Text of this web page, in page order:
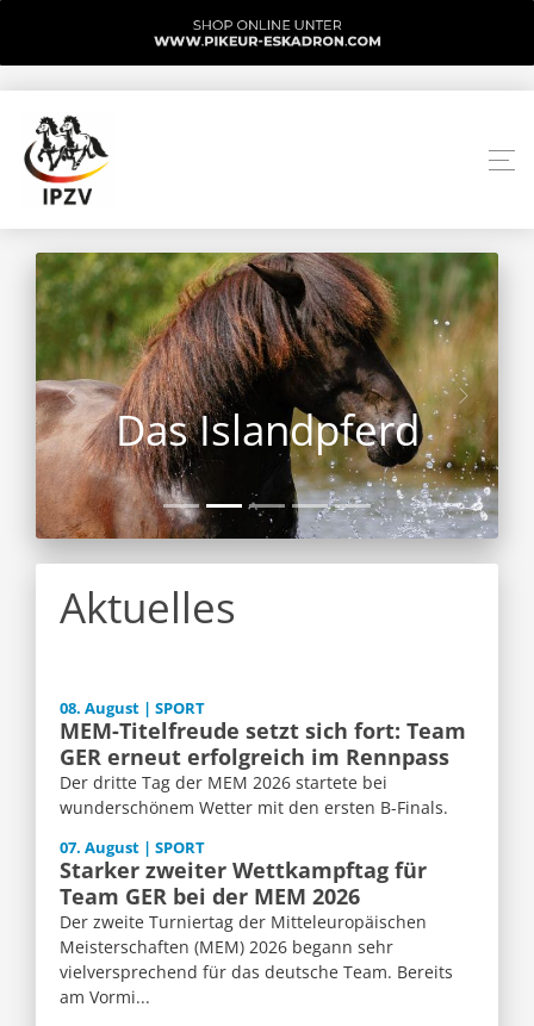
Das Islandpferd
Aktuelles
08. August | SPORT
MEM-Titelfreude setzt sich fort: Team
GER erneut erfolgreich im Rennpass
Der dritte Tag der MEM 2026 startete bei
wunderschönem Wetter mit den ersten B-Finals.
07. August | SPORT
Starker zweiter Wettkampftag für
Team GER bei der MEM 2026
Der zweite Turniertag der Mitteleuropäischen
Meisterschaften (MEM) 2026 begann sehr
vielversprechend für das deutsche Team. Bereits
am Vormi...